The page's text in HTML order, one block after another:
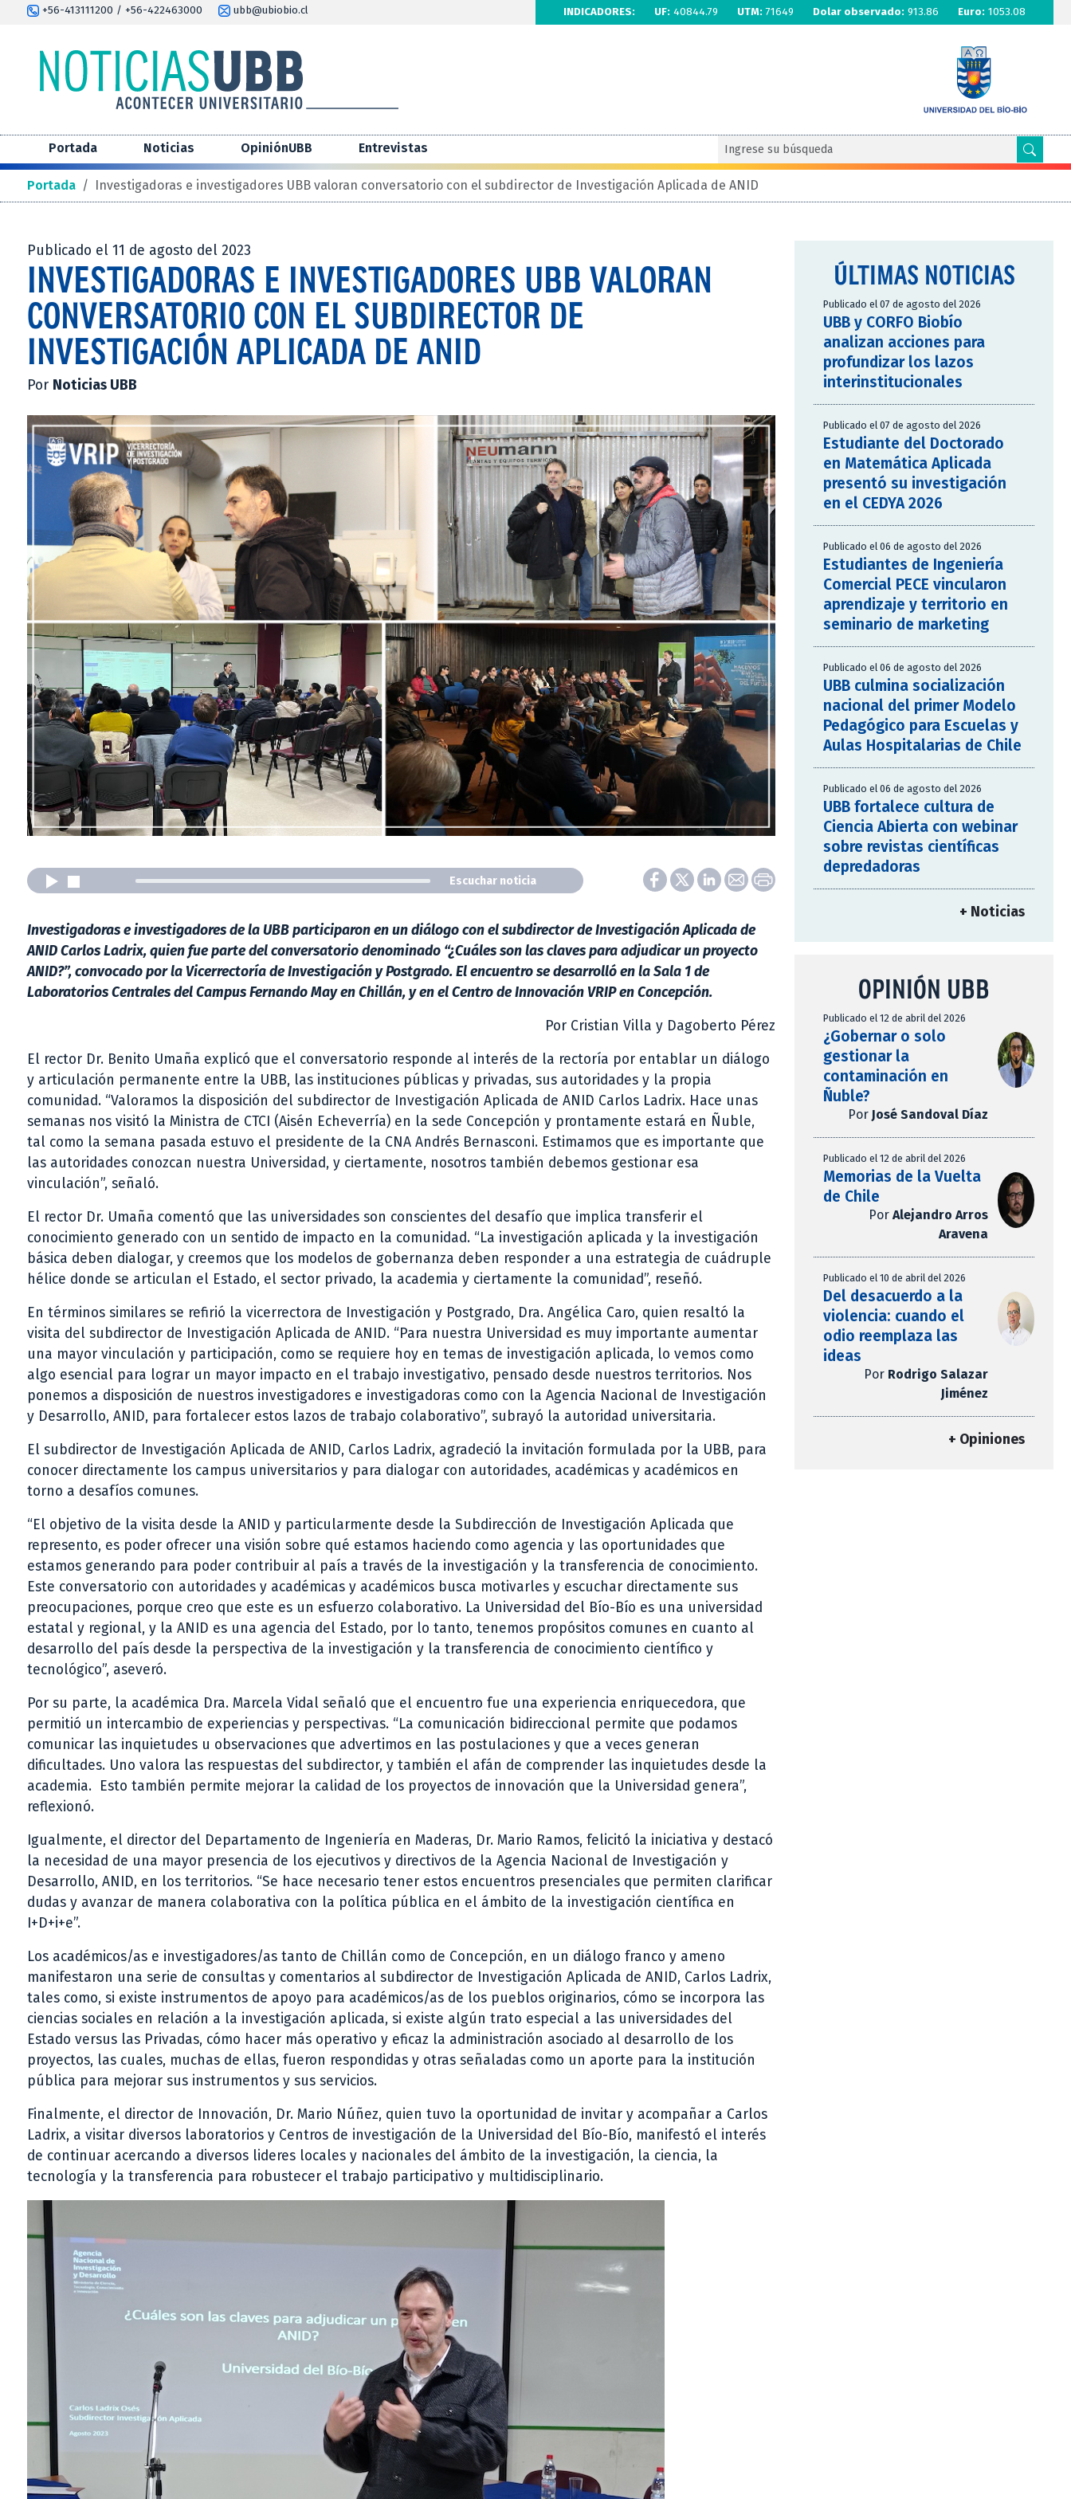
+56-413111200 / +56-422463000 ubb@ubiobio.cl INDICADORES: UF: 40844.79 UTM: 71649 Dolar observado: 913.86 Euro: 1053.08
Portada Noticias OpiniónUBB Entrevistas
Portada / Investigadoras e investigadores UBB valoran conversatorio con el subdirector de Investigación Aplicada de ANID
Publicado el 11 de agosto del 2023
INVESTIGADORAS E INVESTIGADORES UBB VALORAN
CONVERSATORIO CON EL SUBDIRECTOR DE
INVESTIGACIÓN APLICADA DE ANID
Por Noticias UBB
Escuchar noticia
Investigadoras e investigadores de la UBB participaron en un diálogo con el subdirector de Investigación Aplicada de
ANID Carlos Ladrix, quien fue parte del conversatorio denominado “¿Cuáles son las claves para adjudicar un proyecto
ANID?”, convocado por la Vicerrectoría de Investigación y Postgrado. El encuentro se desarrolló en la Sala 1 de
Laboratorios Centrales del Campus Fernando May en Chillán, y en el Centro de Innovación VRIP en Concepción.
Por Cristian Villa y Dagoberto Pérez
El rector Dr. Benito Umaña explicó que el conversatorio responde al interés de la rectoría por entablar un diálogo
y articulación permanente entre la UBB, las instituciones públicas y privadas, sus autoridades y la propia
comunidad. “Valoramos la disposición del subdirector de Investigación Aplicada de ANID Carlos Ladrix. Hace unas
semanas nos visitó la Ministra de CTCI (Aisén Echeverría) en la sede Concepción y prontamente estará en Ñuble,
tal como la semana pasada estuvo el presidente de la CNA Andrés Bernasconi. Estimamos que es importante que
las autoridades conozcan nuestra Universidad, y ciertamente, nosotros también debemos gestionar esa
vinculación”, señaló.
El rector Dr. Umaña comentó que las universidades son conscientes del desafío que implica transferir el
conocimiento generado con un sentido de impacto en la comunidad. “La investigación aplicada y la investigación
básica deben dialogar, y creemos que los modelos de gobernanza deben responder a una estrategia de cuádruple
hélice donde se articulan el Estado, el sector privado, la academia y ciertamente la comunidad”, reseñó.
En términos similares se refirió la vicerrectora de Investigación y Postgrado, Dra. Angélica Caro, quien resaltó la
visita del subdirector de Investigación Aplicada de ANID. “Para nuestra Universidad es muy importante aumentar
una mayor vinculación y participación, como se requiere hoy en temas de investigación aplicada, lo vemos como
algo esencial para lograr un mayor impacto en el trabajo investigativo, pensado desde nuestros territorios. Nos
ponemos a disposición de nuestros investigadores e investigadoras como con la Agencia Nacional de Investigación
y Desarrollo, ANID, para fortalecer estos lazos de trabajo colaborativo”, subrayó la autoridad universitaria.
El subdirector de Investigación Aplicada de ANID, Carlos Ladrix, agradeció la invitación formulada por la UBB, para
conocer directamente los campus universitarios y para dialogar con autoridades, académicas y académicos en
torno a desafíos comunes.
“El objetivo de la visita desde la ANID y particularmente desde la Subdirección de Investigación Aplicada que
represento, es poder ofrecer una visión sobre qué estamos haciendo como agencia y las oportunidades que
estamos generando para poder contribuir al país a través de la investigación y la transferencia de conocimiento.
Este conversatorio con autoridades y académicas y académicos busca motivarles y escuchar directamente sus
preocupaciones, porque creo que este es un esfuerzo colaborativo. La Universidad del Bío-Bío es una universidad
estatal y regional, y la ANID es una agencia del Estado, por lo tanto, tenemos propósitos comunes en cuanto al
desarrollo del país desde la perspectiva de la investigación y la transferencia de conocimiento científico y
tecnológico”, aseveró.
Por su parte, la académica Dra. Marcela Vidal señaló que el encuentro fue una experiencia enriquecedora, que
permitió un intercambio de experiencias y perspectivas. “La comunicación bidireccional permite que podamos
comunicar las inquietudes u observaciones que advertimos en las postulaciones y que a veces generan
dificultades. Uno valora las respuestas del subdirector, y también el afán de comprender las inquietudes desde la
academia. Esto también permite mejorar la calidad de los proyectos de innovación que la Universidad genera”,
reflexionó.
Igualmente, el director del Departamento de Ingeniería en Maderas, Dr. Mario Ramos, felicitó la iniciativa y destacó
la necesidad de una mayor presencia de los ejecutivos y directivos de la Agencia Nacional de Investigación y
Desarrollo, ANID, en los territorios. “Se hace necesario tener estos encuentros presenciales que permiten clarificar
dudas y avanzar de manera colaborativa con la política pública en el ámbito de la investigación científica en
I+D+i+e”.
Los académicos/as e investigadores/as tanto de Chillán como de Concepción, en un diálogo franco y ameno
manifestaron una serie de consultas y comentarios al subdirector de Investigación Aplicada de ANID, Carlos Ladrix,
tales como, si existe instrumentos de apoyo para académicos/as de los pueblos originarios, cómo se incorpora las
ciencias sociales en relación a la investigación aplicada, si existe algún trato especial a las universidades del
Estado versus las Privadas, cómo hacer más operativo y eficaz la administración asociado al desarrollo de los
proyectos, las cuales, muchas de ellas, fueron respondidas y otras señaladas como un aporte para la institución
pública para mejorar sus instrumentos y sus servicios.
Finalmente, el director de Innovación, Dr. Mario Núñez, quien tuvo la oportunidad de invitar y acompañar a Carlos
Ladrix, a visitar diversos laboratorios y Centros de investigación de la Universidad del Bío-Bío, manifestó el interés
de continuar acercando a diversos lideres locales y nacionales del ámbito de la investigación, la ciencia, la
tecnología y la transferencia para robustecer el trabajo participativo y multidisciplinario.
ÚLTIMAS NOTICIAS
Publicado el 07 de agosto del 2026
UBB y CORFO Biobío
analizan acciones para
profundizar los lazos
interinstitucionales
Publicado el 07 de agosto del 2026
Estudiante del Doctorado
en Matemática Aplicada
presentó su investigación
en el CEDYA 2026
Publicado el 06 de agosto del 2026
Estudiantes de Ingeniería
Comercial PECE vincularon
aprendizaje y territorio en
seminario de marketing
Publicado el 06 de agosto del 2026
UBB culmina socialización
nacional del primer Modelo
Pedagógico para Escuelas y
Aulas Hospitalarias de Chile
Publicado el 06 de agosto del 2026
UBB fortalece cultura de
Ciencia Abierta con webinar
sobre revistas científicas
depredadoras
+ Noticias
OPINIÓN UBB
Publicado el 12 de abril del 2026
¿Gobernar o solo
gestionar la
contaminación en
Ñuble?
Por José Sandoval Díaz
Publicado el 12 de abril del 2026
Memorias de la Vuelta
de Chile
Por Alejandro Arros
Aravena
Publicado el 10 de abril del 2026
Del desacuerdo a la
violencia: cuando el
odio reemplaza las
ideas
Por Rodrigo Salazar
Jiménez
+ Opiniones